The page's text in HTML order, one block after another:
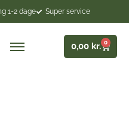
1-2 dage Super service
0,00 kr. 0